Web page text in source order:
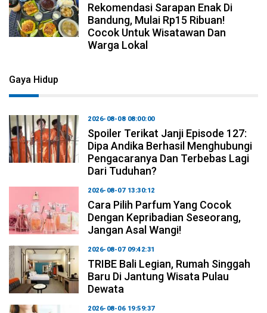
Rekomendasi Sarapan Enak Di
Bandung, Mulai Rp15 Ribuan!
Cocok Untuk Wisatawan Dan
Warga Lokal
Gaya Hidup
2026-08-08 08:00:00
Spoiler Terikat Janji Episode 127:
Dipa Andika Berhasil Menghubungi
Pengacaranya Dan Terbebas Lagi
Dari Tuduhan?
2026-08-07 13:30:12
Cara Pilih Parfum Yang Cocok
Dengan Kepribadian Seseorang,
Jangan Asal Wangi!
2026-08-07 09:42:31
TRIBE Bali Legian, Rumah Singgah
Baru Di Jantung Wisata Pulau
Dewata
2026-08-06 19:59:37